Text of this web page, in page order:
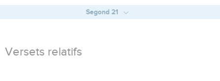
Segond 21
Versets relatifs